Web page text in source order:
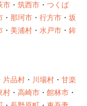
市 ・ 筑西市 ・ つくば
・ 那珂市 ・ 行方市 ・ 坂
・ 美浦村 ・ 水戸市 ・ 鉾
片品村 ・ 川場村 ・ 甘楽
村 ・ 高崎市 ・ 館林市 ・